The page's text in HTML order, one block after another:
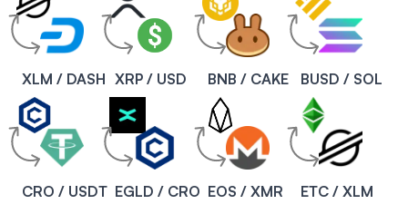
XLM / DASH XRP / USD BNB / CAKE BUSD / SOL
CRO / USDT EGLD / CRO EOS / XMR ETC / XLM